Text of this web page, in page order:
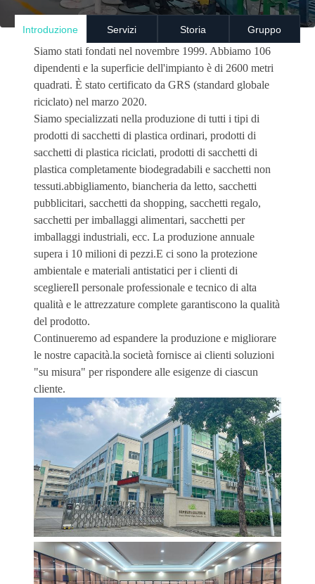
Introduzione Servizi Storia Gruppo
Siamo stati fondati nel novembre 1999. Abbiamo 106
dipendenti e la superficie dell'impianto è di 2600 metri
quadrati. È stato certificato da GRS (standard globale
riciclato) nel marzo 2020.
Siamo specializzati nella produzione di tutti i tipi di
prodotti di sacchetti di plastica ordinari, prodotti di
sacchetti di plastica riciclati, prodotti di sacchetti di
plastica completamente biodegradabili e sacchetti non
tessuti.abbigliamento, biancheria da letto, sacchetti
pubblicitari, sacchetti da shopping, sacchetti regalo,
sacchetti per imballaggi alimentari, sacchetti per
imballaggi industriali, ecc. La produzione annuale
supera i 10 milioni di pezzi.E ci sono la protezione
ambientale e materiali antistatici per i clienti di
scegliereIl personale professionale e tecnico di alta
qualità e le attrezzature complete garantiscono la qualità
del prodotto.
Continueremo ad espandere la produzione e migliorare
le nostre capacità.la società fornisce ai clienti soluzioni
"su misura" per rispondere alle esigenze di ciascun
cliente.